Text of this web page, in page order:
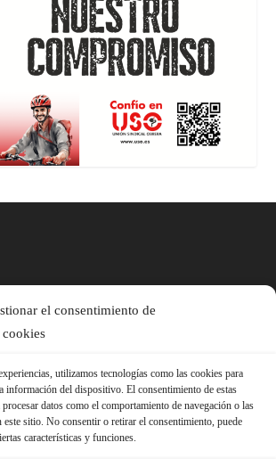
el consentimiento de
cookies
utilizamos tecnologías como las cookies para
información del dispositivo. El consentimiento de estas
datos como el comportamiento de navegación o las
este sitio. No consentir o retirar el consentimiento, puede
características y funciones.